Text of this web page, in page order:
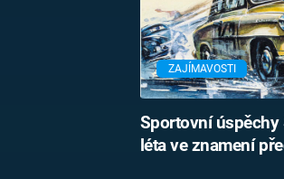
ZAJÍMAVOSTI
Sportovní úspěchy
léta ve znamení